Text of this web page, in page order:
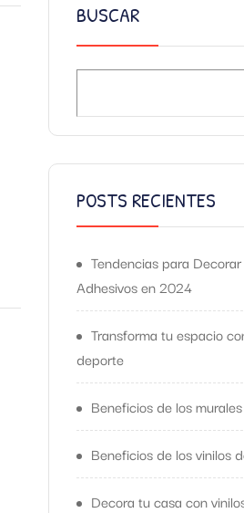
BUSCAR
POSTS RECIENTES
Tendencias para
Adhesivos en 2024
Transforma tu espacio
deporte
Beneficios de los murales
Beneficios de los vinilos
Decora tu casa con